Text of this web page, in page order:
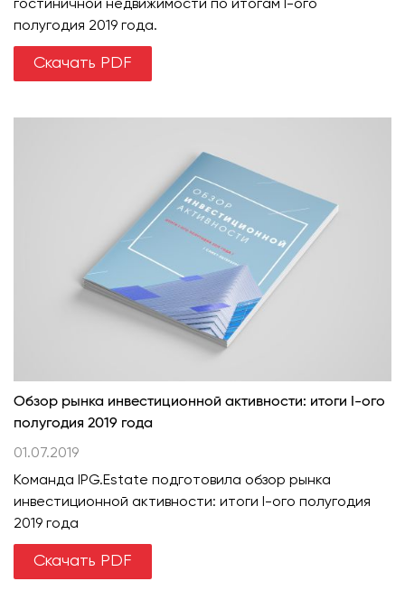
гостиничной недвижимости по итогам I-ого
полугодия 2019 года.
Скачать PDF
Обзор рынка инвестиционной активности: итоги I-ого
полугодия 2019 года
01.07.2019
Команда IPG.Estate подготовила обзор рынка
инвестиционной активности: итоги I-ого полугодия
2019 года
Скачать PDF